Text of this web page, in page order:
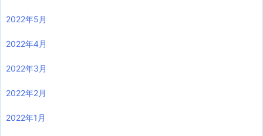
2022年5月
2022年4月
2022年3月
2022年2月
2022年1月